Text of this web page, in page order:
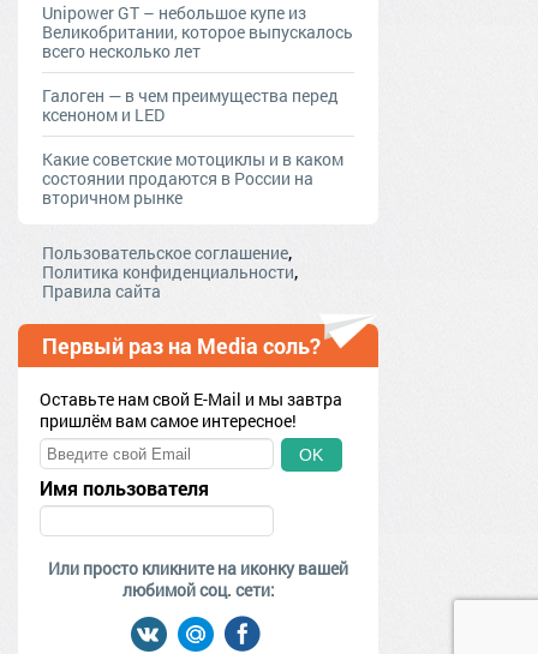
Unipower GT – небольшое купе из
Великобритании, которое выпускалось
всего несколько лет
Галоген — в чем преимущества перед
ксеноном и LED
Какие советские мотоциклы и в каком
состоянии продаются в России на
вторичном рынке
Пользовательское соглашение,
Политика конфиденциальности,
Правила сайта
Первый раз на Media соль?
Оставьте нам свой E-Mail и мы завтра
пришлём вам самое интересное!
OK
Имя пользователя
Или просто кликните на иконку вашей
любимой соц. сети: